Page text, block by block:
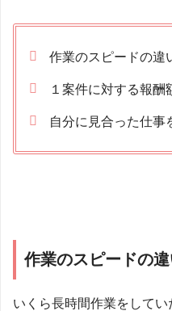
作業のスピードの違
１案件に対する報酬
自分に見合った仕事
作業のスピードの
いくら長時間作業をしてい